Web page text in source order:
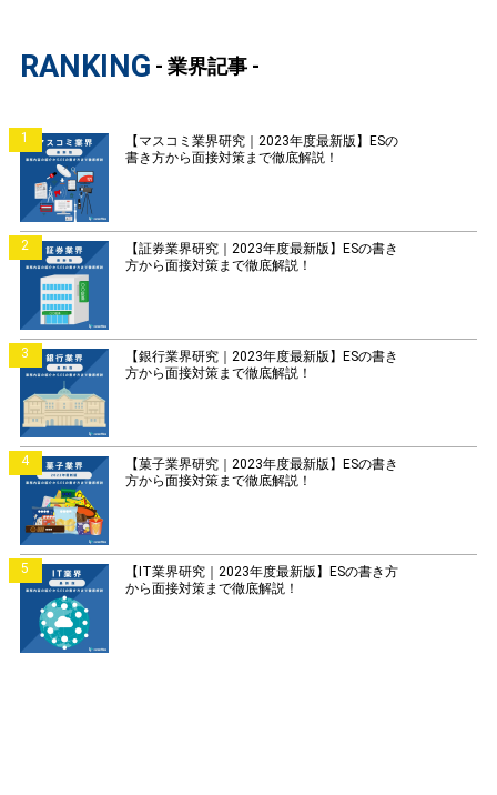
RANKING - 業界記事 -
1
【マスコミ業界研究｜2023年度最新版】ESの
書き方から面接対策まで徹底解説！
2
【証券業界研究｜2023年度最新版】ESの書き
方から面接対策まで徹底解説！
3
【銀行業界研究｜2023年度最新版】ESの書き
方から面接対策まで徹底解説！
4
【菓子業界研究｜2023年度最新版】ESの書き
方から面接対策まで徹底解説！
5
【IT業界研究｜2023年度最新版】ESの書き方
から面接対策まで徹底解説！